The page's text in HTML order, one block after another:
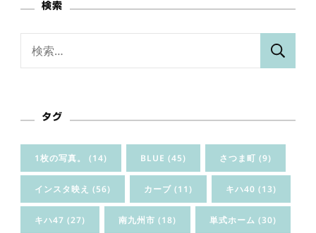
ブ
検索
タグ
1枚の写真。 (14) BLUE (45) さつま町 (9)
インスタ映え (56) カーブ (11) キハ40 (13)
キハ47 (27) 南九州市 (18) 単式ホーム (30)